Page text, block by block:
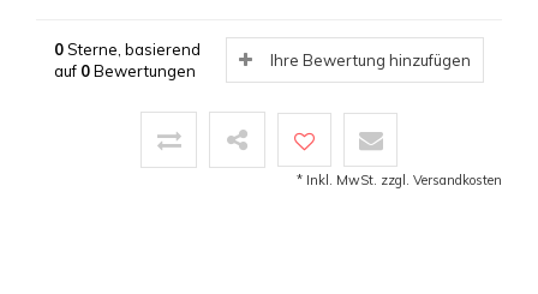
0Sterne, basierend
auf 0Bewertungen
Ihre Bewertung hinzufügen
* Inkl. MwSt. zzgl. Versandkosten